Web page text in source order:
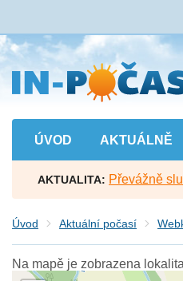
Přejít
na
hlavní
obsah
ÚVOD AKTUÁLNĚ
AKTUALITA: Převážně
Úvod Aktuální počasí
Na mapě je zobrazena